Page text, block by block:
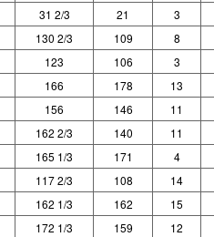
31 2/3 21 3
130 2/3 109 8
123 106 3
166 178 13
156 146 11
162 2/3 140 11
165 1/3 171 4
117 2/3 108 14
162 1/3 162 15
172 1/3 159 12